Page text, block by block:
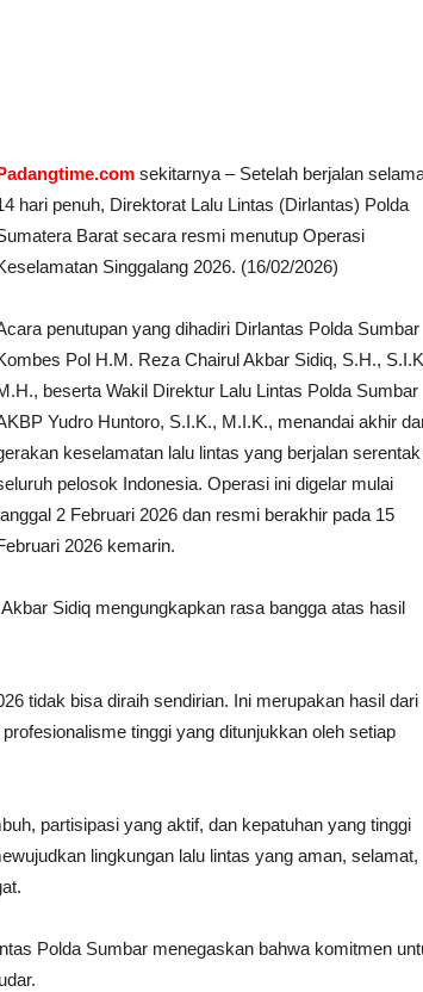
sekitarnya – Setelah berjalan
hari penuh, Direktorat Lalu Lintas (Dirlantas) Polda
Barat secara resmi menutup Operasi
Singgalang 2026. (16/02/2026)
penutupan yang dihadiri Dirlantas Polda Sumbar
Pol H.M. Reza Chairul Akbar Sidiq, S.H.,
beserta Wakil Direktur Lalu Lintas Polda Sumbar
Yudro Huntoro, S.I.K., M.I.K., menandai akhir
keselamatan lalu lintas yang berjalan
pelosok Indonesia. Operasi ini digelar mulai
2 Februari 2026 dan resmi berakhir pada 15
2026 kemarin.
Sidiq mengungkapkan rasa bangga atas hasil
tidak bisa diraih sendirian. Ini merupakan hasil dari
tinggi yang ditunjukkan oleh setiap
partisipasi yang aktif, dan kepatuhan yang tinggi
lingkungan lalu lintas yang aman, selamat,
Polda Sumbar menegaskan bahwa komitmen